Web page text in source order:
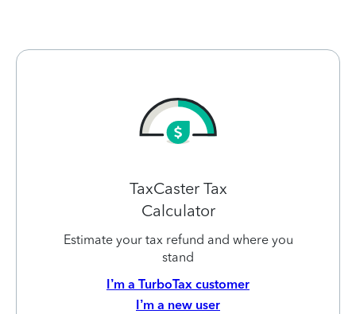
TaxCaster Tax
Calculator
Estimate your tax refund and where you
stand
I’m a TurboTax customer
I’m a new user